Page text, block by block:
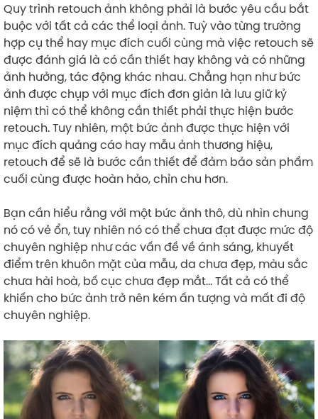
Quy trình retouch ảnh không phải là bước yêu cầu bắt
buộc với tất cả các thể loại ảnh. Tuỳ vào từng trường
hợp cụ thể hay mục đích cuối cùng mà việc retouch sẽ
được đánh giá là có cần thiết hay không và có những
ảnh hưởng, tác động khác nhau. Chẳng hạn như bức
ảnh được chụp với mục đích đơn giản là lưu giữ kỷ
niệm thì có thể không cần thiết phải thực hiện bước
retouch. Tuy nhiên, một bức ảnh được thực hiện với
mục đích quảng cáo hay mẫu ảnh thương hiệu,
retouch để sẽ là bước cần thiết để đảm bảo sản phẩm
cuối cùng được hoàn hảo, chỉn chu hơn.
Bạn cần hiểu rằng với một bức ảnh thô, dù nhìn chung
nó có vẻ ổn, tuy nhiên nó có thể chưa đạt được mức độ
chuyên nghiệp như các vấn đề về ánh sáng, khuyết
điểm trên khuôn mặt của mẫu, da chưa đẹp, màu sắc
chưa hài hoà, bố cục chưa đẹp mắt… Tất cả có thể
khiến cho bức ảnh trở nên kém ấn tượng và mất đi độ
chuyên nghiệp.